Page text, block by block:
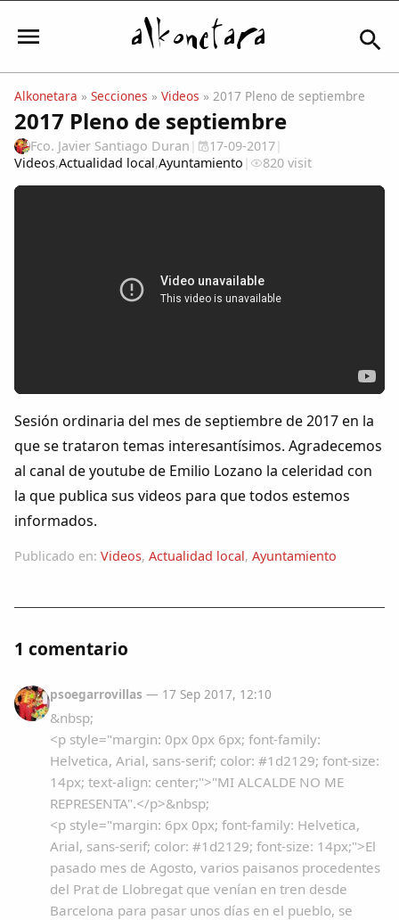
Iniciar sesión
Biblioteca
Periódico Alconétar
Foros
Idiosincrasia
Diccionario
Traductor
Dichos
Cancionero Local
Apodos
Alkonetara » Secciones » Videos » 2017 Pleno de septiembre
2017 Pleno de septiembre
Fco. Javier Santiago Duran | 17-09-2017|
Videos,Actualidad local,Ayuntamiento | 820 visit
Sesión ordinaria del mes de septiembre de 2017 en la
que se trataron temas interesantísimos. Agradecemos
al canal de youtube de Emilio Lozano la celeridad con
la que publica sus videos para que todos estemos
informados.
Publicado en: Videos, Actualidad local, Ayuntamiento
1 comentario
psoegarrovillas — 17 Sep 2017, 12:10
&nbsp;
<p style="margin: 0px 0px 6px; font-family:
Helvetica, Arial, sans-serif; color: #1d2129; font-size:
14px; text-align: center;">"MI ALCALDE NO ME
REPRESENTA".</p>&nbsp;
<p style="margin: 6px 0px; font-family: Helvetica,
Arial, sans-serif; color: #1d2129; font-size: 14px;">El
pasado mes de Agosto, varios paisanos procedentes
del Prat de Llobregat que venían en tren desde
Barcelona para pasar unos días en el pueblo, se